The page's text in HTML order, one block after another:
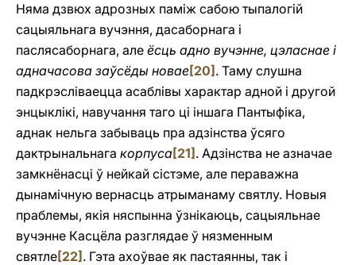
Няма дзвюх адрозных паміж сабою тыпалогій
сацыяльнага вучэння, дасаборнага i
паслясаборнага, але ёсць адно вучэнне, цэласнае i
адначасова заўсёды новае[20] . Таму слушна
падкрэсліваецца асаблівы характар адной і другой
энцыклікі, навучання таго ці іншага Пантыфіка,
аднак нельга забываць пра адзінства ўсяго
дактрынальнага корпуса[21] . Адзінства не азначае
замкнёнасці ў нейкай сістэме, але пераважна
дынамічную вернасць атрыманаму святлу. Новыя
праблемы, якія няспынна ўзнікаюць, сацыяльнае
вучэнне Касцёла разглядае ў нязменным
святле[22] . Гэта ахоўвае як пастаянны, так i